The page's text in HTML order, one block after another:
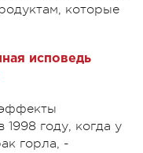
которые
исповедь
году, когда у
горла, -